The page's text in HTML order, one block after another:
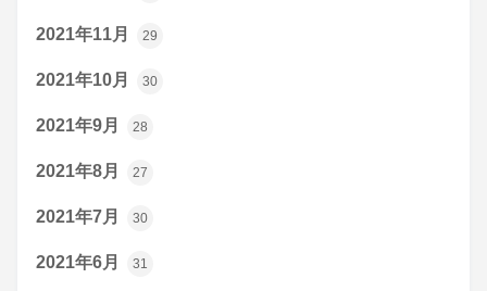
2021年11月 29
2021年10月 30
2021年9月 28
2021年8月 27
2021年7月 30
2021年6月 31